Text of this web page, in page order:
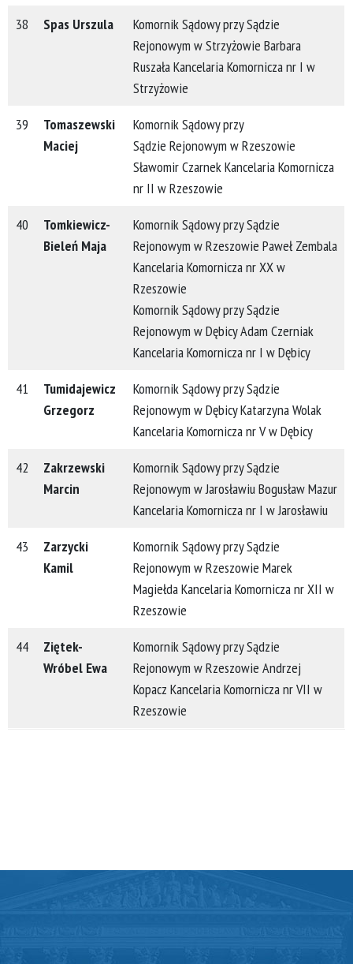
38 Spas Urszula
Komornik Sądowy przy Sądzie
Rejonowym w Strzyżowie Barbara
Ruszała Kancelaria Komornicza nr I w
Strzyżowie
39
Tomaszewski
Maciej
Komornik Sądowy przy
Sądzie Rejonowym w Rzeszowie
Sławomir Czarnek Kancelaria Komornicza
nr II w Rzeszowie
40
Tomkiewicz-
Bieleń Maja
Komornik Sądowy przy Sądzie
Rejonowym w Rzeszowie Paweł Zembala
Kancelaria Komornicza nr XX w
Rzeszowie
Komornik Sądowy przy Sądzie
Rejonowym w Dębicy Adam Czerniak
Kancelaria Komornicza nr I w Dębicy
41
Tumidajewicz
Grzegorz
Komornik Sądowy przy Sądzie
Rejonowym w Dębicy Katarzyna Wolak
Kancelaria Komornicza nr V w Dębicy
42
Zakrzewski
Marcin
Komornik Sądowy przy Sądzie
Rejonowym w Jarosławiu Bogusław Mazur
Kancelaria Komornicza nr I w Jarosławiu
43
Zarzycki
Kamil
Komornik Sądowy przy Sądzie
Rejonowym w Rzeszowie Marek
Magiełda Kancelaria Komornicza nr XII w
Rzeszowie
44
Ziętek-
Wróbel Ewa
Komornik Sądowy przy Sądzie
Rejonowym w Rzeszowie Andrzej
Kopacz Kancelaria Komornicza nr VII w
Rzeszowie